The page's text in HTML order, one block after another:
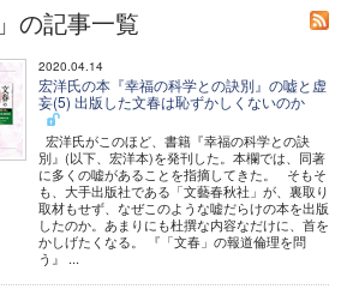
の記事一覧
2020.04.14
宏洋氏の本『幸福の科学との訣別』の嘘と虚
妄(5) 出版した文春は恥ずかしくないのか
宏洋氏がこのほど、書籍『幸福の科学との訣
別』(以下、宏洋本)を発刊した。本欄では、同著
に多くの嘘があることを指摘してきた。 そもそ
も、大手出版社である「文藝春秋社」が、裏取り
取材もせず、なぜこのような嘘だらけの本を出版
したのか。あまりにも杜撰な内容なだけに、首を
かしげたくなる。 『「文春」の報道倫理を問
う』 ...